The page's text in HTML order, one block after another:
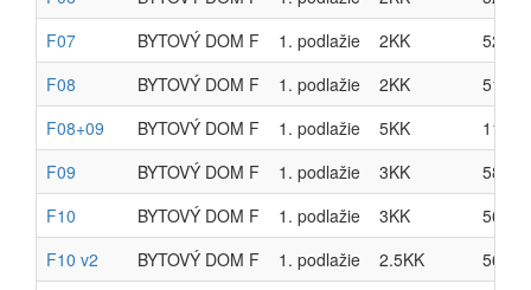
F07
BYTOVÝ DOM F 1. podlažie 2KK
52.06
F08
BYTOVÝ DOM F 1. podlažie 2KK
51.07
F08+09
BYTOVÝ DOM F 1. podlažie 5KK
F09
BYTOVÝ DOM F 1. podlažie 3KK
58.38
F10
BYTOVÝ DOM F 1. podlažie 3KK
56.57
F10 v2
BYTOVÝ DOM F 1. podlažie 2.5KK
56.57